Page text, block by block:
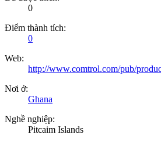
0
Điểm thành tích:
0
Web:
http://www.comtrol.com/pub/
Nơi ở:
Ghana
Nghề nghiệp:
Pitcaim Islands